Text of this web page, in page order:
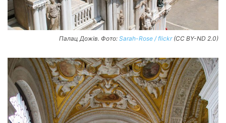
Палац Дожів. Фото: Sarah-Rose / flickr(CC BY-ND 2.0)